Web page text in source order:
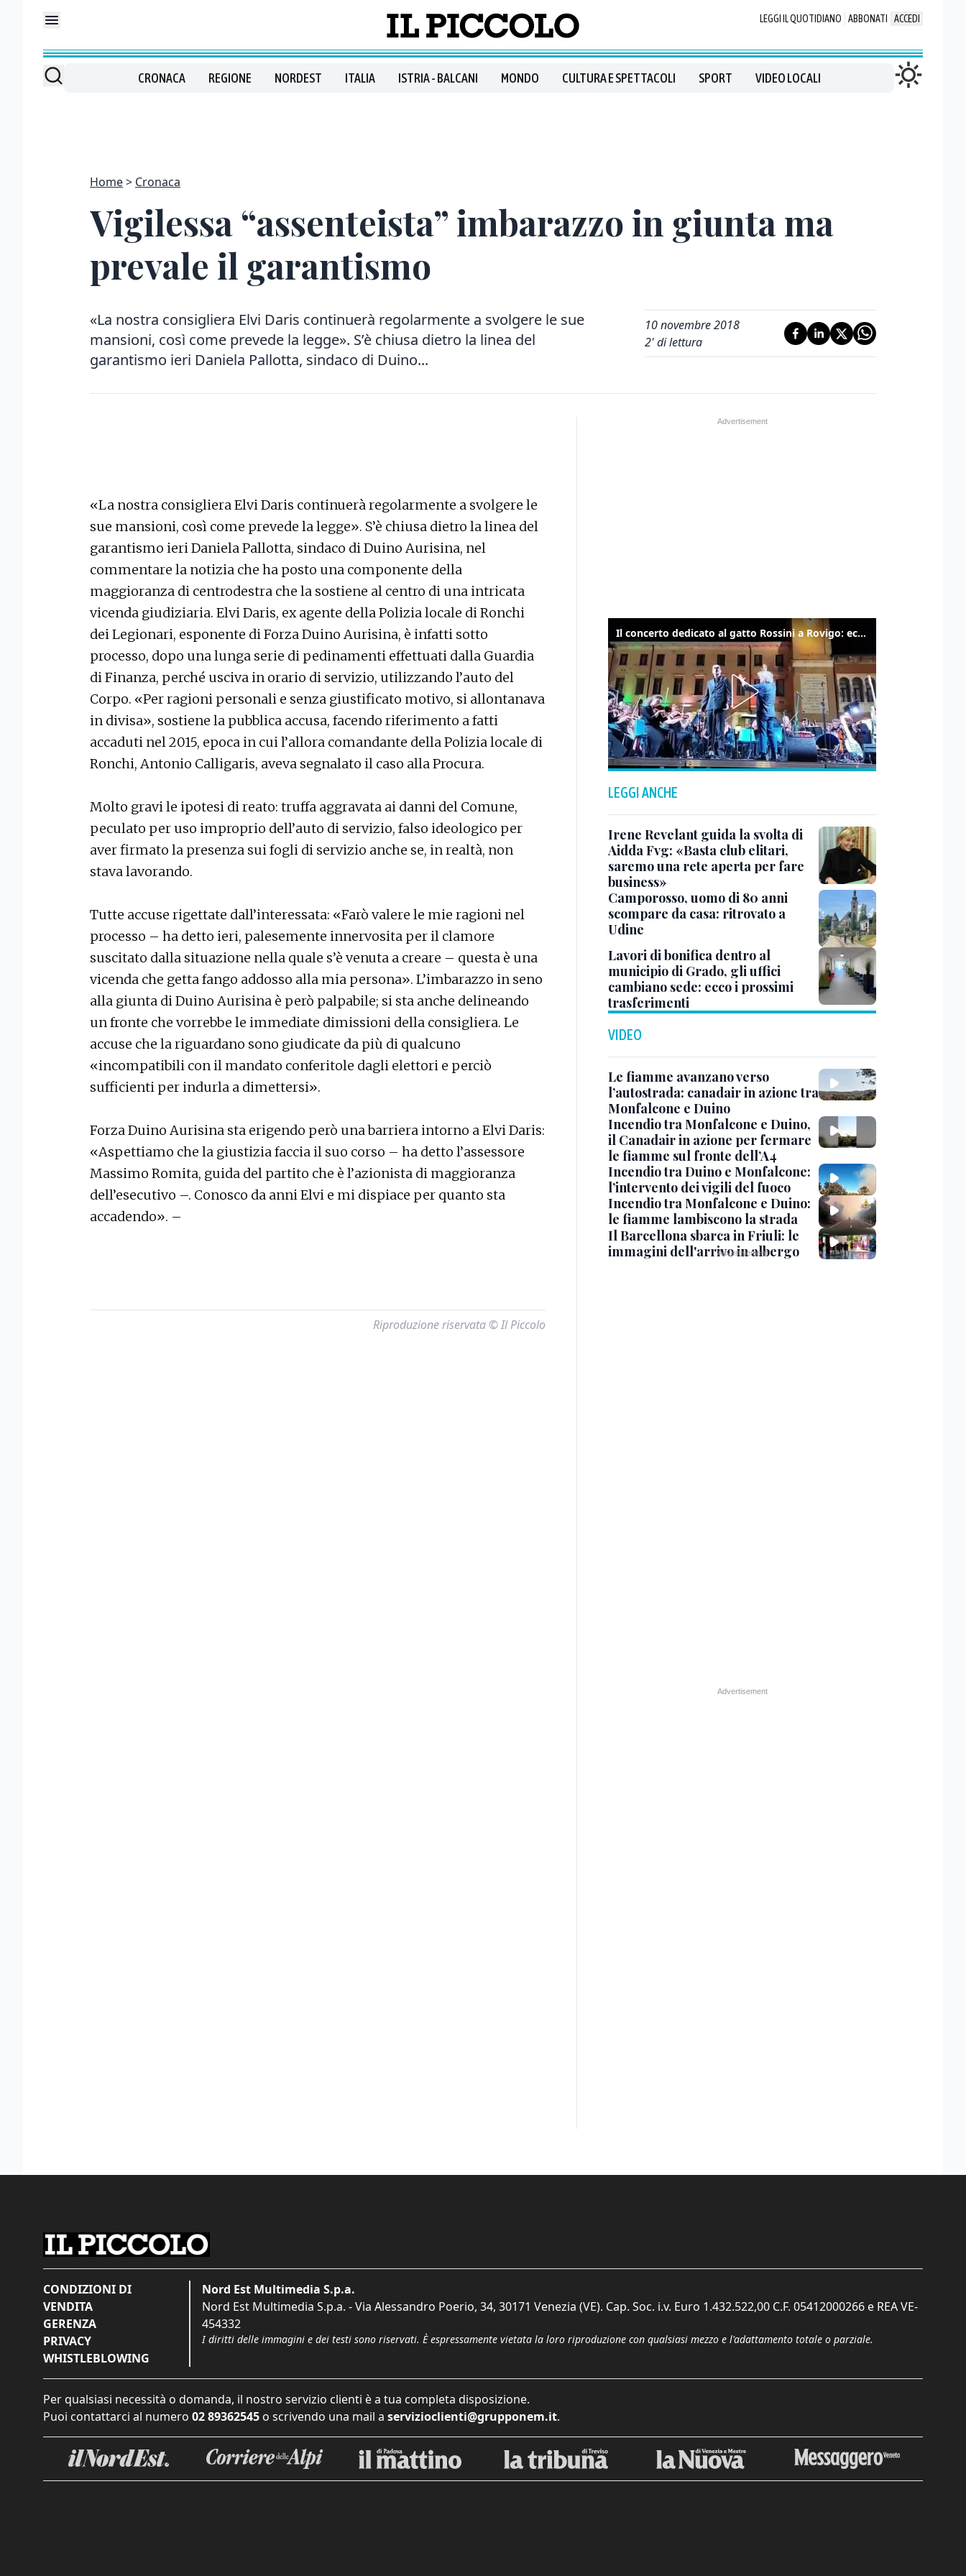
LEGGI IL QUOTIDIANO ABBONATI ACCEDI
CRONACA REGIONE NORDEST ITALIA ISTRIA - BALCANI MONDO CULTURA E SPETTACOLI SPORT VIDEO LOCALI
Home Cronaca
Vigilessa “assenteista” imbarazzo in giunta ma
prevale il garantismo
«La nostra consigliera Elvi Daris continuerà regolarmente a svolgere le sue
mansioni, così come prevede la legge». S’è chiusa dietro la linea del
garantismo ieri Daniela Pallotta, sindaco di Duino...
10 novembre 2018
2' di lettura
«La nostra consigliera Elvi Daris continuerà regolarmente a svolgere le
sue mansioni, così come prevede la legge». S’è chiusa dietro la linea del
garantismo ieri Daniela Pallotta, sindaco di Duino Aurisina, nel
commentare la notizia che ha posto una componente della
maggioranza di centrodestra che la sostiene al centro di una intricata
vicenda giudiziaria. Elvi Daris, ex agente della Polizia locale di Ronchi
dei Legionari, esponente di Forza Duino Aurisina, è infatti sotto
processo, dopo una lunga serie di pedinamenti effettuati dalla Guardia
di Finanza, perché usciva in orario di servizio, utilizzando l’auto del
Corpo. «Per ragioni personali e senza giustificato motivo, si allontanava
in divisa», sostiene la pubblica accusa, facendo riferimento a fatti
accaduti nel 2015, epoca in cui l’allora comandante della Polizia locale di
Ronchi, Antonio Calligaris, aveva segnalato il caso alla Procura.
Molto gravi le ipotesi di reato: truffa aggravata ai danni del Comune,
peculato per uso improprio dell’auto di servizio, falso ideologico per
aver firmato la presenza sui fogli di servizio anche se, in realtà, non
stava lavorando.
Tutte accuse rigettate dall’interessata: «Farò valere le mie ragioni nel
processo – ha detto ieri, palesemente innervosita per il clamore
suscitato dalla situazione nella quale s’è venuta a creare – questa è una
vicenda che getta fango addosso alla mia persona». L’imbarazzo in seno
alla giunta di Duino Aurisina è però palpabile; si sta anche delineando
un fronte che vorrebbe le immediate dimissioni della consigliera. Le
accuse che la riguardano sono giudicate da più di qualcuno
«incompatibili con il mandato conferitole dagli elettori e perciò
sufficienti per indurla a dimettersi».
Forza Duino Aurisina sta erigendo però una barriera intorno a Elvi Daris:
«Aspettiamo che la giustizia faccia il suo corso – ha detto l’assessore
Massimo Romita, guida del partito che è l’azionista di maggioranza
dell’esecutivo –. Conosco da anni Elvi e mi dispiace per quanto sta
accadendo». –
Riproduzione riservata © Il Piccolo
Il concerto dedicato al gatto Rossini a Rovigo: ecco un estratto
LEGGI ANCHE
Irene Revelant guida la svolta di
Aidda Fvg: «Basta club elitari,
saremo una rete aperta per fare
business»
Camporosso, uomo di 80 anni
scompare da casa: ritrovato a
Udine
Lavori di bonifica dentro al
municipio di Grado, gli uffici
cambiano sede: ecco i prossimi
trasferimenti
VIDEO
Le fiamme avanzano verso
l’autostrada: canadair in azione tra
Monfalcone e Duino
Incendio tra Monfalcone e Duino,
il Canadair in azione per fermare
le fiamme sul fronte dell’A4
Incendio tra Duino e Monfalcone:
l’intervento dei vigili del fuoco
Incendio tra Monfalcone e Duino:
le fiamme lambiscono la strada
Il Barcellona sbarca in Friuli: le
immagini dell'arrivo in albergo
CONDIZIONI DI
VENDITA
GERENZA
PRIVACY
WHISTLEBLOWING
Nord Est Multimedia S.p.a.
Nord Est Multimedia S.p.a. - Via Alessandro Poerio, 34, 30171 Venezia (VE). Cap. Soc. i.v. Euro 1.432.522,00 C.F. 05412000266 e REA VE-
454332
I diritti delle immagini e dei testi sono riservati. È espressamente vietata la loro riproduzione con qualsiasi mezzo e l'adattamento totale o parziale.
Per qualsiasi necessità o domanda, il nostro servizio clienti è a tua completa disposizione.
Puoi contattarci al numero 02 89362545 o scrivendo una mail a servizioclienti@grupponem.it.